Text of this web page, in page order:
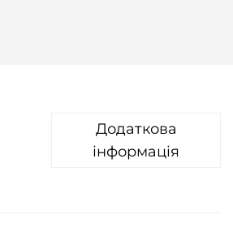
Додаткова
інформація